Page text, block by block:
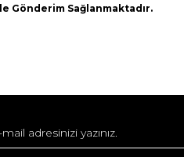
Gönderim Sağlanmaktadır.